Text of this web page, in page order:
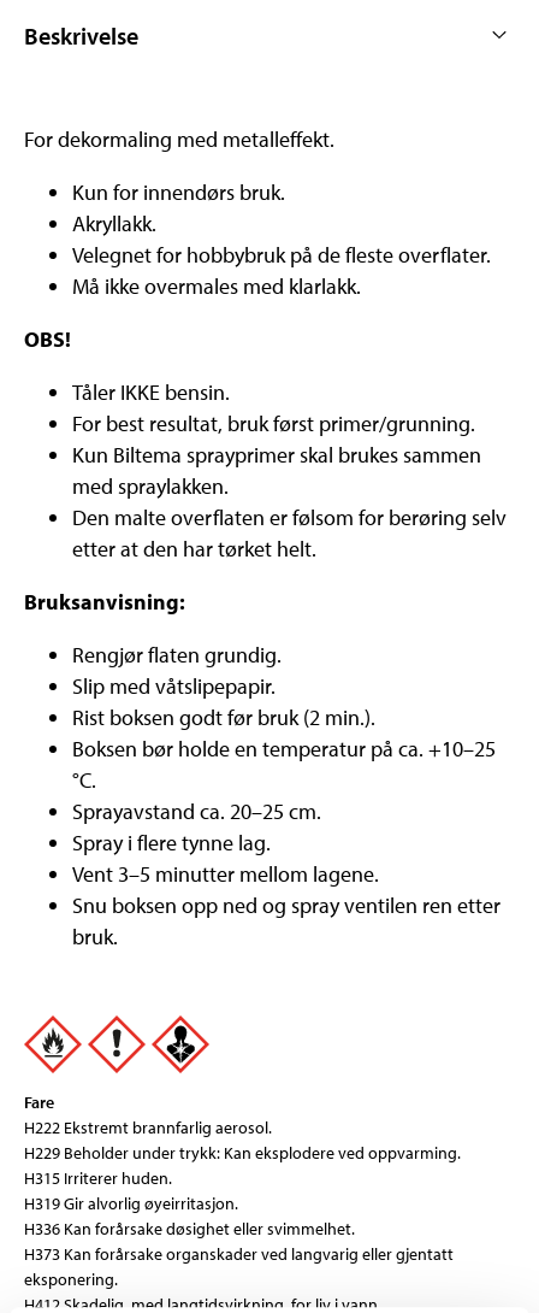
Beskrivelse
For dekormaling med metalleffekt.
Kun for innendørs bruk.
Akryllakk.
Velegnet for hobbybruk på de fleste overflater.
Må ikke overmales med klarlakk.
OBS!
Tåler IKKE bensin.
For best resultat, bruk først primer/grunning.
Kun Biltema sprayprimer skal brukes sammen
med spraylakken.
Den malte overflaten er følsom for berøring selv
etter at den har tørket helt.
Bruksanvisning:
Rengjør flaten grundig.
Slip med våtslipepapir.
Rist boksen godt før bruk (2 min.).
Boksen bør holde en temperatur på ca. +10–25
°C.
Sprayavstand ca. 20–25 cm.
Spray i flere tynne lag.
Vent 3–5 minutter mellom lagene.
Snu boksen opp ned og spray ventilen ren etter
bruk.
Fare
H222 Ekstremt brannfarlig aerosol.
H229 Beholder under trykk: Kan eksplodere ved oppvarming.
H315 Irriterer huden.
H319 Gir alvorlig øyeirritasjon.
H336 Kan forårsake døsighet eller svimmelhet.
H373 Kan forårsake organskader ved langvarig eller gjentatt
eksponering.
H412 Skadelig, med langtidsvirkning, for liv i vann.